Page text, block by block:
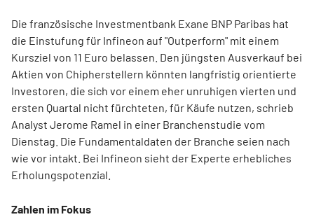
Die französische Investmentbank Exane BNP Paribas hat
die Einstufung für Infineon auf "Outperform" mit einem
Kursziel von 11 Euro belassen. Den jüngsten Ausverkauf bei
Aktien von Chipherstellern könnten langfristig orientierte
Investoren, die sich vor einem eher unruhigen vierten und
ersten Quartal nicht fürchteten, für Käufe nutzen, schrieb
Analyst Jerome Ramel in einer Branchenstudie vom
Dienstag. Die Fundamentaldaten der Branche seien nach
wie vor intakt. Bei Infineon sieht der Experte erhebliches
Erholungspotenzial.
Zahlen im Fokus